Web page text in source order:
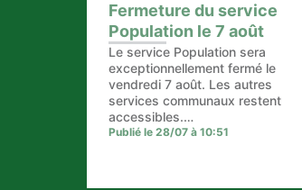
Fermeture du service
Population le 7 août
Le service Population sera
exceptionnellement fermé le
vendredi 7 août. Les autres
services communaux restent
accessibles.
https://www.tenneville.be/tennev
Publié le 28/07 à 10:51